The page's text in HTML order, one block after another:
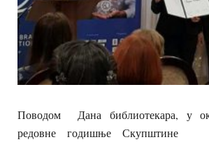
Поводом Дана библиотекара, у
редовне годишње Скупштине